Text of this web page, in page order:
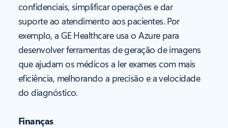
confidenciais, simplificar operações e dar
suporte ao atendimento aos pacientes. Por
exemplo, a GE Healthcare usa o Azure para
desenvolver ferramentas de geração de imagens
que ajudam os médicos a ler exames com mais
eficiência, melhorando a precisão e a velocidade
do diagnóstico.
Finanças